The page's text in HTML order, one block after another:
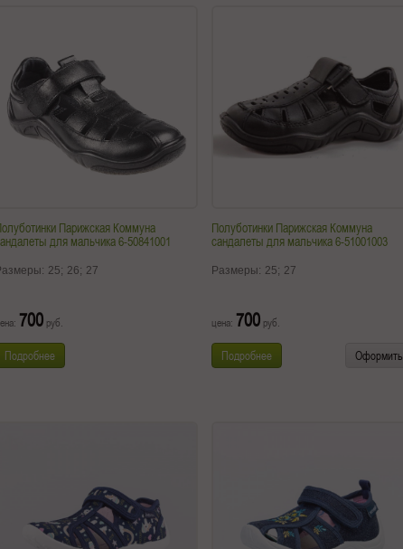
Парижская Коммуна
для мальчика 6-50841001
25; 26; 27
700 руб.
Подробнее
Полуботинки Парижская Коммуна
сандалеты для мальчика 6-51001003
Размеры: 25; 27
цена: 700 руб.
Подробнее Оформить